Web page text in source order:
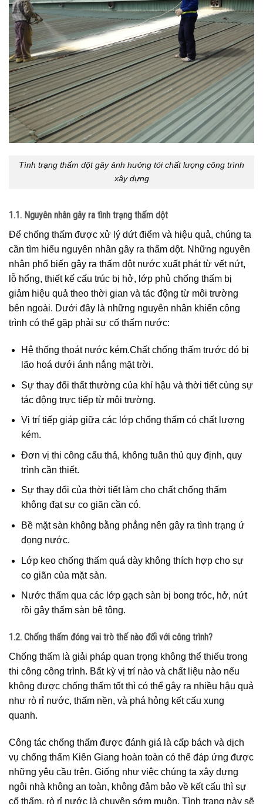
Tình trạng thấm dột gây ảnh hưởng tới chất lượng công trình
xây dựng
1.1. Nguyên nhân gây ra tình trạng thấm dột
Để chống thấm được xử lý dứt điểm và hiệu quả, chúng ta
cần tìm hiểu nguyên nhân gây ra thấm dột. Những nguyên
nhân phổ biến gây ra thấm dột nước xuất phát từ vết nứt,
lỗ hổng, thiết kế cấu trúc bị hở, lớp phủ chống thấm bị
giảm hiệu quả theo thời gian và tác động từ môi trường
bên ngoài. Dưới đây là những nguyên nhân khiến công
trình có thể gặp phải sự cố thấm nước:
Hệ thống thoát nước kém.Chất chống thấm trước đó bị
lão hoá dưới ánh nắng mặt trời.
Sự thay đổi thất thường của khí hậu và thời tiết cùng sự
tác động trực tiếp từ môi trường.
Vị trí tiếp giáp giữa các lớp chống thấm có chất lượng
kém.
Đơn vị thi công cẩu thả, không tuân thủ quy định, quy
trình cần thiết.
Sự thay đổi của thời tiết làm cho chất chống thấm
không đạt sự co giãn cần có.
Bề mặt sàn không bằng phẳng nên gây ra tình trạng ứ
đọng nước.
Lớp keo chống thấm quá dày không thích hợp cho sự
co giãn của mặt sàn.
Nước thấm qua các lớp gạch sàn bị bong tróc, hở, nứt
rồi gây thấm sàn bê tông.
1.2. Chống thấm đóng vai trò thế nào đối với công trình?
Chống thấm là giải pháp quan trọng không thể thiếu trong
thi công công trình. Bất kỳ vị trí nào và chất liệu nào nếu
không được chống thấm tốt thì có thể gây ra nhiều hậu quả
như rò rỉ nước, thấm nền, và phá hỏng kết cấu xung
quanh.
Công tác chống thấm được đánh giá là cấp bách và dịch
vụ chống thấm Kiên Giang hoàn toàn có thể đáp ứng được
những yêu cầu trên. Giống như việc chúng ta xây dựng
ngôi nhà không an toàn, không đảm bảo về kết cấu thì sự
cố thấm, rò rỉ nước là chuyện sớm muộn. Tình trạng này sẽ